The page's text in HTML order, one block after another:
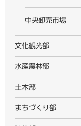
中央卸売市場
文化観光部
水産農林部
土木部
まちづくり部